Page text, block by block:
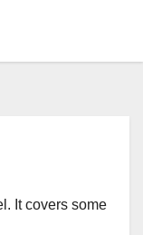
It covers some